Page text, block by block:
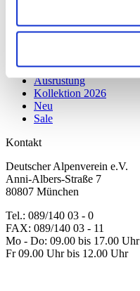
Karten & Bücher
Kinder
Ausrüstung
Kollektion 2026
Neu
Sale
Kontakt
Deutscher Alpenverein e.V.
Anni-Albers-Straße 7
80807 München
Tel.: 089/140 03 - 0
FAX: 089/140 03 - 11
Mo - Do: 09.00 bis 17.00 Uhr
Fr 09.00 Uhr bis 12.00 Uhr